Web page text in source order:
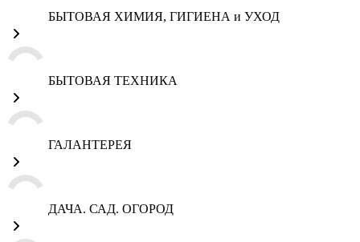
БЫТОВАЯ ХИМИЯ, ГИГИЕНА и УХОД
БЫТОВАЯ ТЕХНИКА
ГАЛАНТЕРЕЯ
ДАЧА. САД. ОГОРОД